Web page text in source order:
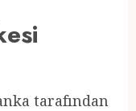
tarafından